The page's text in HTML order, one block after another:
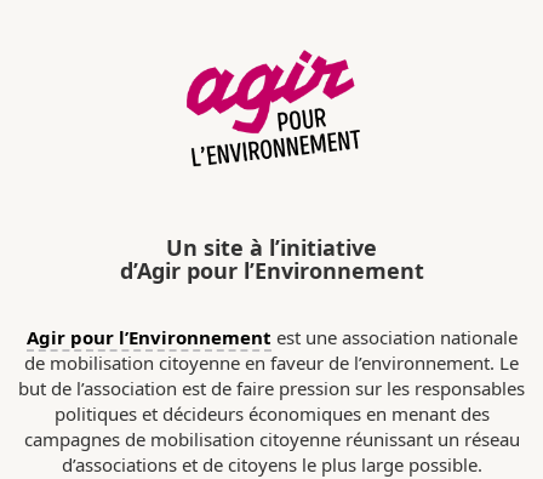
Un site à l’initiative
d’Agir pour l’Environnement
Agir pour l’Environnement est une association nationale
de mobilisation citoyenne en faveur de l’environnement. Le
but de l’association est de faire pression sur les responsables
politiques et décideurs économiques en menant des
campagnes de mobilisation citoyenne réunissant un réseau
d’associations et de citoyens le plus large possible.